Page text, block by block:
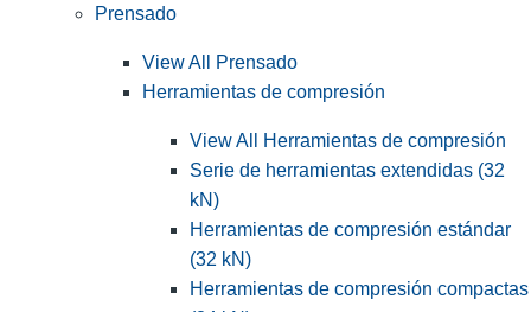
Prensado
View All Prensado
Herramientas de compresión
View All Herramientas de compresión
Serie de herramientas extendidas (32
kN)
Herramientas de compresión estándar
(32 kN)
Herramientas de compresión compactas